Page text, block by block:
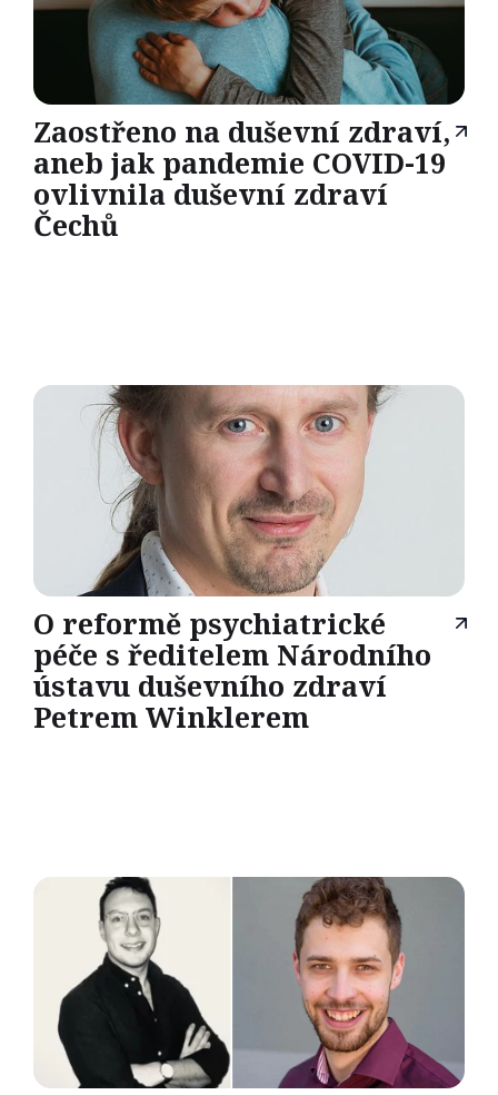
Zaostřeno na duševní zdraví,
aneb jak pandemie COVID-19
ovlivnila duševní zdraví
Čechů
O reformě psychiatrické
péče s ředitelem Národního
ústavu duševního zdraví
Petrem Winklerem